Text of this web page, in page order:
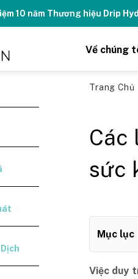
10 năm Thương hiệu Drip
Về chúng
Trang Chủ
Các
sức
Mục lục
Việc duy